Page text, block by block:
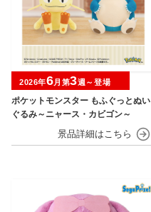
ポケットモンスター もふぐっとぬい
ぐるみ～ニャース・カビゴン～
2026年6月第3週～登場